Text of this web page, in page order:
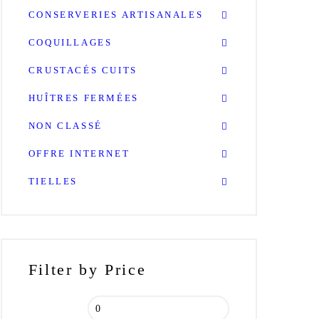
CONSERVERIES ARTISANALES
COQUILLAGES
CRUSTACÉS CUITS
HUÎTRES FERMÉES
NON CLASSÉ
OFFRE INTERNET
TIELLES
Filter by Price